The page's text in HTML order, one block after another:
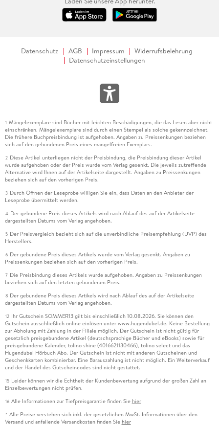
Datenschutz AGB Impressum
Widerrufsbelehrung
Datenschutzeinstellungen
1 Mängelexemplare sind Bücher mit leichten Beschädigungen, die das Lesen aber nicht
einschränken. Mängelexemplare sind durch einen Stempel als solche gekennzeichnet.
Die frühere Buchpreisbindung ist aufgehoben. Angaben zu Preissenkungen beziehen
sich auf den gebundenen Preis eines mangelfreien Exemplars.
2 Diese Artikel unterliegen nicht der Preisbindung, die Preisbindung dieser Artikel
wurde aufgehoben oder der Preis wurde vom Verlag gesenkt. Die jeweils zutreffende
Alternative wird Ihnen auf der Artikelseite dargestellt. Angaben zu Preissenkungen
beziehen sich auf den vorherigen Preis.
3 Durch Öffnen der Leseprobe willigen Sie ein, dass Daten an den Anbieter der
Leseprobe übermittelt werden.
4 Der gebundene Preis dieses Artikels wird nach Ablauf des auf der Artikelseite
dargestellten Datums vom Verlag angehoben.
5 Der Preisvergleich bezieht sich auf die unverbindliche Preisempfehlung (UVP) des
Herstellers.
6 Der gebundene Preis dieses Artikels wurde vom Verlag gesenkt. Angaben zu
Preissenkungen beziehen sich auf den vorherigen Preis.
7 Die Preisbindung dieses Artikels wurde aufgehoben. Angaben zu Preissenkungen
beziehen sich auf den letzten gebundenen Preis.
8 Der gebundene Preis dieses Artikels wird nach Ablauf des auf der Artikelseite
dargestellten Datums vom Verlag angehoben.
12 Ihr Gutschein SOMMER13 gilt bis einschließlich 10.08.2026. Sie können den
Gutschein ausschließlich online einlösen unter www.hugendubel.de. Keine Bestellung
zur Abholung mit Zahlung in der Filiale möglich. Der Gutschein ist nicht gültig für
gesetzlich preisgebundene Artikel (deutschsprachige Bücher und eBooks) sowie für
preisgebundene Kalender, tolino shine (4016621130466), tolino select und das
Hugendubel Hörbuch Abo. Der Gutschein ist nicht mit anderen Gutscheinen und
Geschenkkarten kombinierbar. Eine Barauszahlung ist nicht möglich. Ein Weiterverkauf
und der Handel des Gutscheincodes sind nicht gestattet.
15 Leider können wir die Echtheit der Kundenbewertung aufgrund der großen Zahl an
Einzelbewertungen nicht prüfen.
16 Alle Informationen zur Tiefpreisgarantie finden Sie hier
* Alle Preise verstehen sich inkl. der gesetzlichen MwSt. Informationen über den
Versand und anfallende Versandkosten finden Sie hier